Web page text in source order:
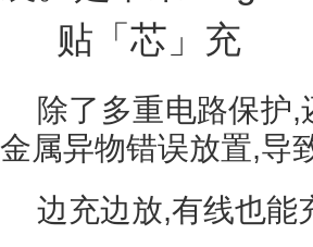
贴「芯」充
除了多重电路保护
金属异物错误放置,导
边充边放,有线也能